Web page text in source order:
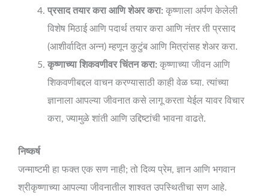
प्रसाद तयार करा आणि शेअर करा: कृष्णाला अर्पण केलेली
विशेष मिठाई आणि पदार्थ तयार करा आणि नंतर ती प्रसाद
(आशीर्वादित अन्न) म्हणून कुटुंब आणि मित्रांसह शेअर करा.
कृष्णाच्या शिकवणीवर चिंतन करा: कृष्णाच्या जीवन आणि
शिकवणीबद्दल वाचन करण्यासाठी काही वेळ घ्या. त्यांच्या
ज्ञानाला आपल्या जीवनात कसे लागू करता येईल यावर विचार
करा, ज्यामुळे शांती आणि उद्दिष्टांची भावना वाढते.
निष्कर्ष
जन्माष्टमी हा फक्त एक सण नाही; तो दिव्य प्रेम, ज्ञान आणि भगवान
श्रीकृष्णाच्या आपल्या जीवनातील शाश्वत उपस्थितीचा सण आहे.